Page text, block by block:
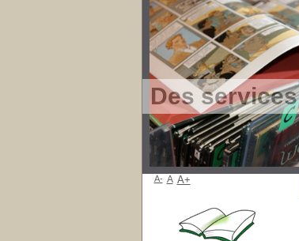
Des
A- A A+